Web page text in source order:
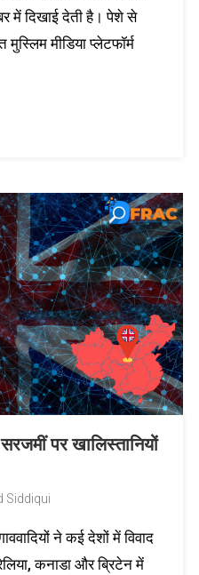
में दिखाई देती है। पेशे से
मीडिया प्लेटफॉर्म
पर खालिस्तानियों
Siddiqui
ने कई देशों में विवाद
कनाडा और ब्रिटेन में